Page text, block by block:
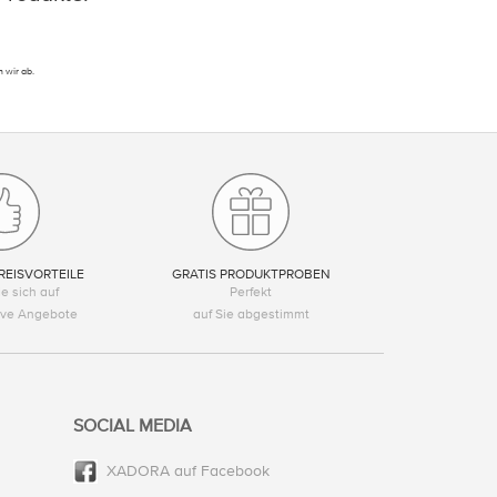
wir ab.
sich auf
Angebote
GRATIS PRODUKTPROBEN
Perfekt
auf Sie abgestimmt
SOCIAL MEDIA
XADORA auf Facebook